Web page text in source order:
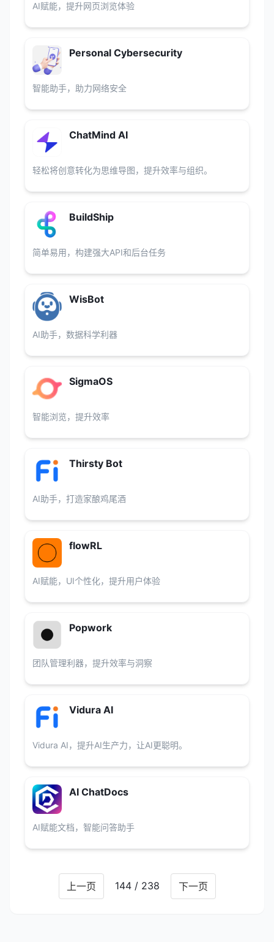
AI赋能，提升网页浏览体验
Personal Cybersecurity
智能助手，助力网络安全
ChatMind AI
轻松将创意转化为思维导图，提升效率与组织。
BuildShip
简单易用，构建强大API和后台任务
WisBot
AI助手，数据科学利器
SigmaOS
智能浏览，提升效率
Thirsty Bot
AI助手，打造家酿鸡尾酒
flowRL
AI赋能，UI个性化，提升用户体验
Popwork
团队管理利器，提升效率与洞察
Vidura AI
Vidura AI，提升AI生产力，让AI更聪明。
AI ChatDocs
AI赋能文档，智能问答助手
上一页 144 / 238 下一页